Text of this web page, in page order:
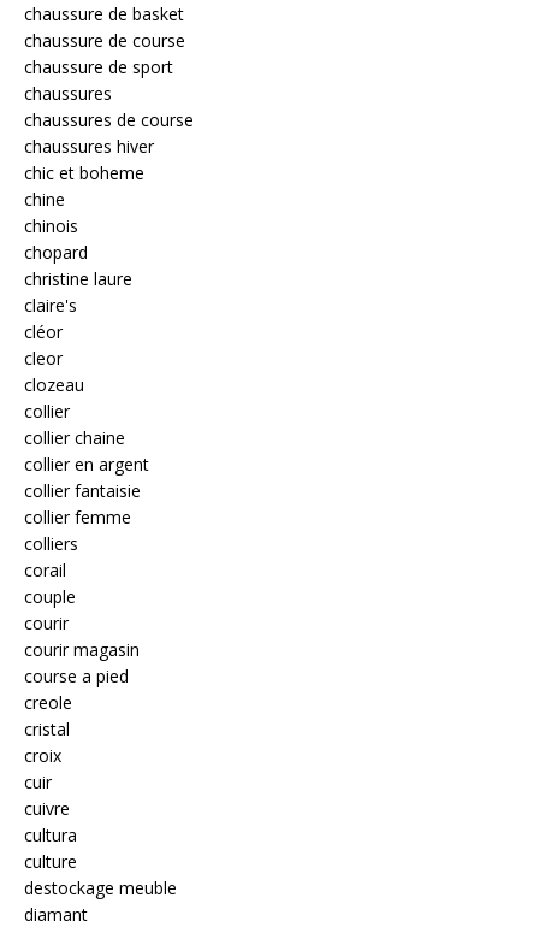
chaussure de basket
chaussure de course
chaussure de sport
chaussures
chaussures de course
chaussures hiver
chic et boheme
chine
chinois
chopard
christine laure
claire's
cléor
cleor
clozeau
collier
collier chaine
collier en argent
collier fantaisie
collier femme
colliers
corail
couple
courir
courir magasin
course a pied
creole
cristal
croix
cuir
cuivre
cultura
culture
destockage meuble
diamant